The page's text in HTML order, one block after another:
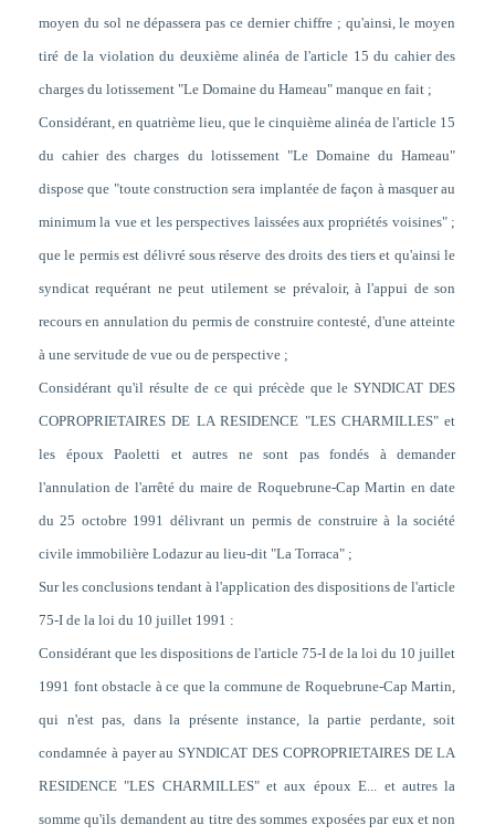
moyen du sol ne dépassera pas ce dernier chiffre ; qu'ainsi, le moyen
tiré de la violation du deuxième alinéa de l'article 15 du cahier des
charges du lotissement "Le Domaine du Hameau" manque en fait ;
Considérant, en quatrième lieu, que le cinquième alinéa de l'article 15
du cahier des charges du lotissement "Le Domaine du Hameau"
dispose que "toute construction sera implantée de façon à masquer au
minimum la vue et les perspectives laissées aux propriétés voisines" ;
que le permis est délivré sous réserve des droits des tiers et qu'ainsi le
syndicat requérant ne peut utilement se prévaloir, à l'appui de son
recours en annulation du permis de construire contesté, d'une atteinte
à une servitude de vue ou de perspective ;
Considérant qu'il résulte de ce qui précède que le SYNDICAT DES
COPROPRIETAIRES DE LA RESIDENCE "LES CHARMILLES" et
les époux Paoletti et autres ne sont pas fondés à demander
l'annulation de l'arrêté du maire de Roquebrune-Cap Martin en date
du 25 octobre 1991 délivrant un permis de construire à la société
civile immobilière Lodazur au lieu-dit "La Torraca" ;
Sur les conclusions tendant à l'application des dispositions de l'article
75-I de la loi du 10 juillet 1991 :
Considérant que les dispositions de l'article 75-I de la loi du 10 juillet
1991 font obstacle à ce que la commune de Roquebrune-Cap Martin,
qui n'est pas, dans la présente instance, la partie perdante, soit
condamnée à payer au SYNDICAT DES COPROPRIETAIRES DE LA
RESIDENCE "LES CHARMILLES" et aux époux E... et autres la
somme qu'ils demandent au titre des sommes exposées par eux et non